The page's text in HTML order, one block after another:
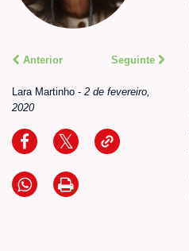
Anterior Seguinte
Lara Martinho - 2 de fevereiro,
2020